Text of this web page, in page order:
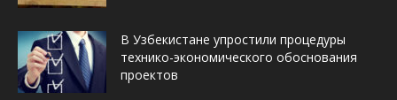
В Узбекистане упростили процедуры
технико-экономического обоснования
проектов